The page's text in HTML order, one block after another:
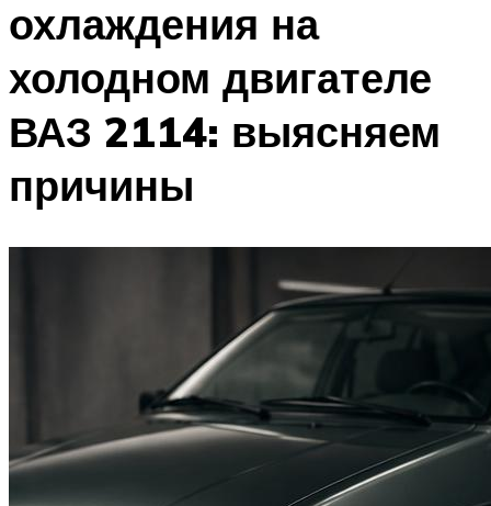
Меню
охлаждения на
холодном двигателе
ВАЗ 2114: выясняем
причины